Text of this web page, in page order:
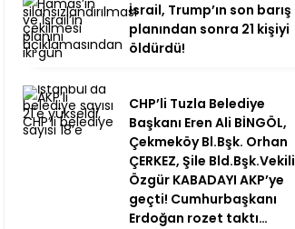
İsrail, Trump’ın son barış
planından sonra 21 kişiyi
öldürdü!
CHP’li Tuzla Belediye
Başkanı Eren Ali BİNGÖL,
Çekmeköy Bl.Bşk. Orhan
ÇERKEZ, Şile Bld.Bşk.Vekili
Özgür KABADAYI AKP’ye
geçti! Cumhurbaşkanı
Erdoğan rozet taktı…